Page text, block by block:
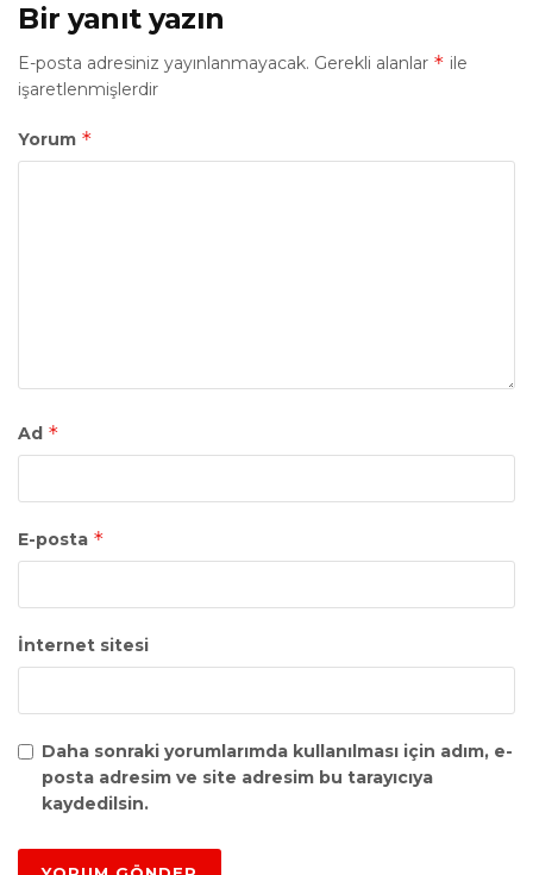
Bir yanıt yazın
E-posta adresiniz yayınlanmayacak. Gerekli alanlar * ile
işaretlenmişlerdir
Yorum *
Ad *
E-posta *
İnternet sitesi
Daha sonraki yorumlarımda kullanılması için adım, e-
posta adresim ve site adresim bu tarayıcıya
kaydedilsin.